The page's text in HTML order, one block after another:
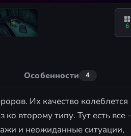
6
Особенности 4
Их качество колеблется
второму типу. Тут есть все -
и неожиданные ситуации,